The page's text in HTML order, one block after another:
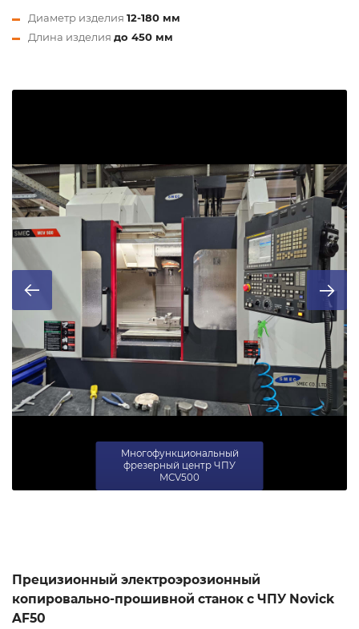
Диаметр изделия 12-180 мм
Длина изделия до 450 мм
Многофункциональный
фрезерный центр ЧПУ
MCV500
Прецизионный электроэрозионный
копировально-прошивной станок с ЧПУ Novick
AF50